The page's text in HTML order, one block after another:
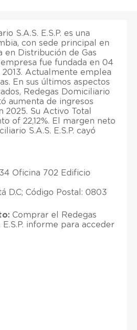
S.A.S. E.S.P. es una
con sede principal en
en Distribución de Gas
fue fundada en 04
Actualmente emplea
En sus últimos aspectos
Redegas Domiciliario
aumenta de ingresos
2025. Su Activo Total
of 22,12%. El margen neto
S.A.S. E.S.P. cayó
Oficina 702 Edificio
D.C; Código Postal: 0803
Comprar el Redegas
E.S.P. informe para acceder